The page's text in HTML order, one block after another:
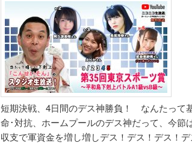
短期決戦、4日間のデス神勝負！ なんたって
命･対抗、ホームプールのデス神だって、今
収支で軍資金を増し増しデス！デス！デス！デ